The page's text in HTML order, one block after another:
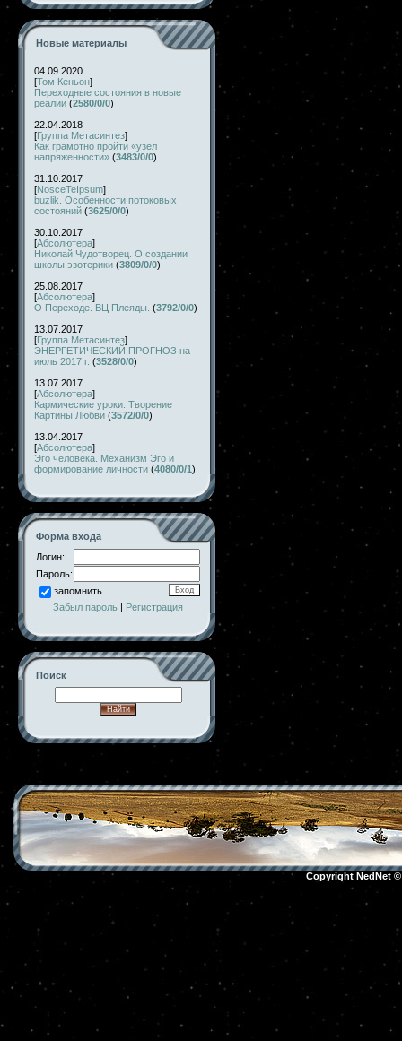
Новые материалы
04.09.2020
[Том Кеньон]
Переходные состояния в новые
реалии (2580/0/0)
22.04.2018
[Группа Метасинтез]
Как грамотно пройти «узел
напряженности» (3483/0/0)
31.10.2017
[NosceTeIpsum]
buzlik. Особенности потоковых
состояний (3625/0/0)
30.10.2017
[Абсолютера]
Николай Чудотворец. О создании
школы эзотерики (3809/0/0)
25.08.2017
[Абсолютера]
О Переходе. ВЦ Плеяды. (3792/0/0)
13.07.2017
[Группа Метасинтез]
ЭНЕРГЕТИЧЕСКИЙ ПРОГНОЗ на
июль 2017 г. (3528/0/0)
13.07.2017
[Абсолютера]
Кармические уроки. Творение
Картины Любви (3572/0/0)
13.04.2017
[Абсолютера]
Эго человека. Механизм Эго и
формирование личности (4080/0/1)
Форма входа
Логин:
Пароль:
запомнить
Забыл пароль | Регистрация
Поиск
Copyright NedNet